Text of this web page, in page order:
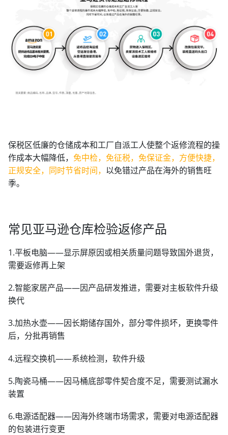
保税区低廉的仓储成本和工厂自派工人使整个返修流程的操
作成本大幅降低， 免中检，免征税，免保证金，方便快捷，
正规安全，同时节省时间， 以免错过产品在海外的销售旺
季。
常见亚马逊仓库检验返修产品
1.平板电脑——显示屏原因或相关质量问题导致国外退货，
需要返修再上架
2.智能家居产品——因产品研发推进，需要对主板软件升级
换代
3.加热水壶——因长期储存国外，部分零件损坏，更换零件
后，分批再销售
4.远程交换机——系统检测，软件升级
5.陶瓷马桶——因马桶底部零件契合度不足，需要测试漏水
装置
6.电源适配器——因海外终端市场需求，需要对电源适配器
的包装进行变更